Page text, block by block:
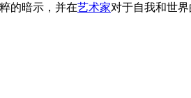
的暗示，并在艺术家对于自我和世